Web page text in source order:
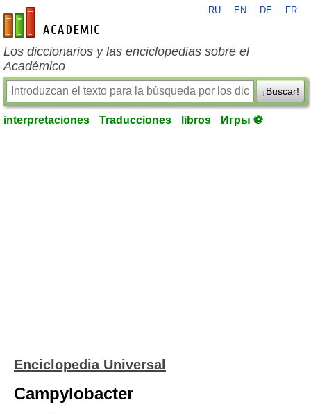
es-academic.com
RU EN DE FR
Los diccionarios y las enciclopedias sobre el
Académico
¡Buscar!
interpretaciones Traducciones libros Игры ⚽
Enciclopedia Universal
Campylobacter